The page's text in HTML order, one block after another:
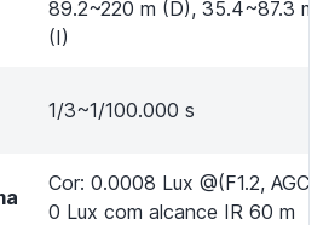
89.2~220 m (D), 35.4~87.3 m
(I)
1/3~1/100.000 s
Cor: 0.0008 Lux @(F1.2, AGC
0 Lux com alcance IR 60 m